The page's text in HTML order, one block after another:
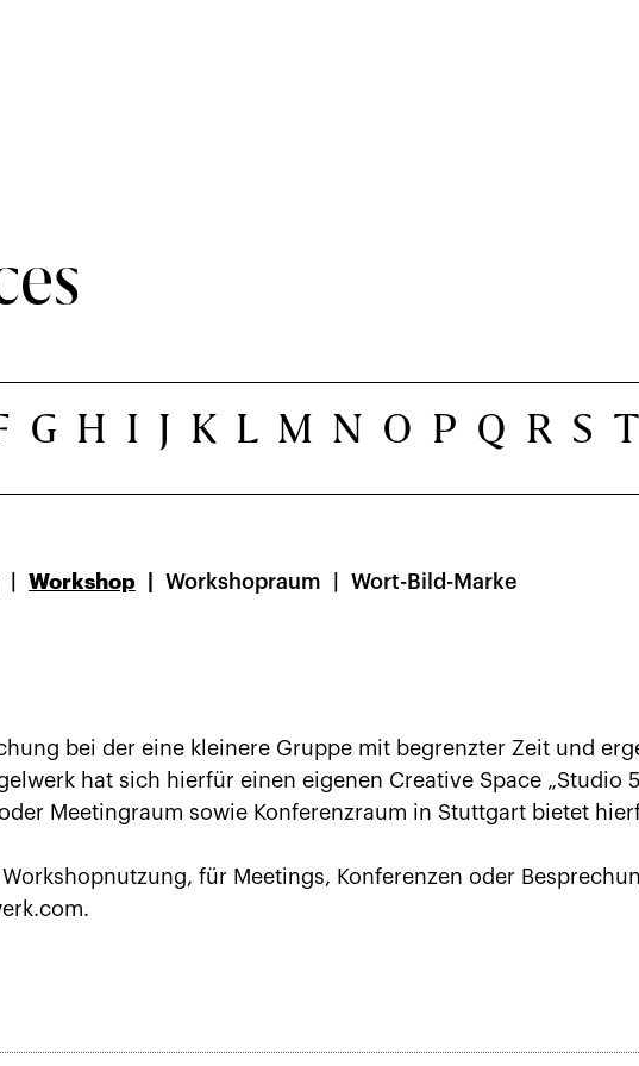
G H I J K L M N O P Q R S T
Workshop Workshopraum Wort-Bild-Marke
bei der eine kleinere Gruppe mit begrenzter Zeit und
hat sich hierfür einen eigenen Creative Space „Studio
Meetingraum sowie Konferenzraum in Stuttgart bietet
für Meetings, Konferenzen oder